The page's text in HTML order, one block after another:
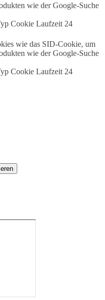
wie der Google-Suche
Cookie Laufzeit 24
wie das SID-Cookie, um
wie der Google-Suche
Cookie Laufzeit 24